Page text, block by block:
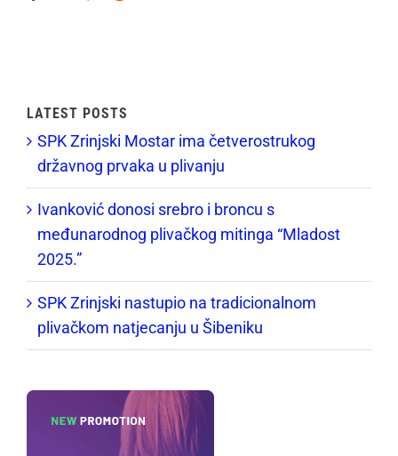
LATEST POSTS
SPK Zrinjski Mostar ima četverostrukog
državnog prvaka u plivanju
Ivanković donosi srebro i broncu s
međunarodnog plivačkog mitinga “Mladost
2025.”
SPK Zrinjski nastupio na tradicionalnom
plivačkom natjecanju u Šibeniku